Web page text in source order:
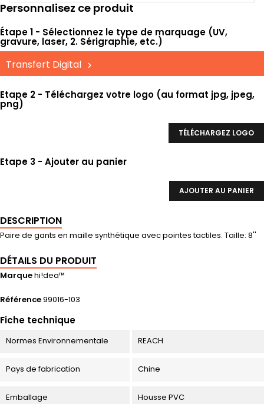
Personnalisez ce produit
Étape 1 - Sélectionnez le type de marquage (UV,
gravure, laser, 2. Sérigraphie, etc.)
Transfert Digital
Etape 2 - Téléchargez votre logo (au format jpg, jpeg,
png)
TÉLÉCHARGEZ LOGO
Etape 3 - Ajouter au panier
AJOUTER AU PANIER
DESCRIPTION
Paire de gants en maille synthétique avec pointes tactiles. Taille: 8''
DÉTAILS DU PRODUIT
Marquehi!dea™
Référence99016-103
Fiche technique
Normes Environnementale REACH
Pays de fabrication Chine
Emballage Housse PVC